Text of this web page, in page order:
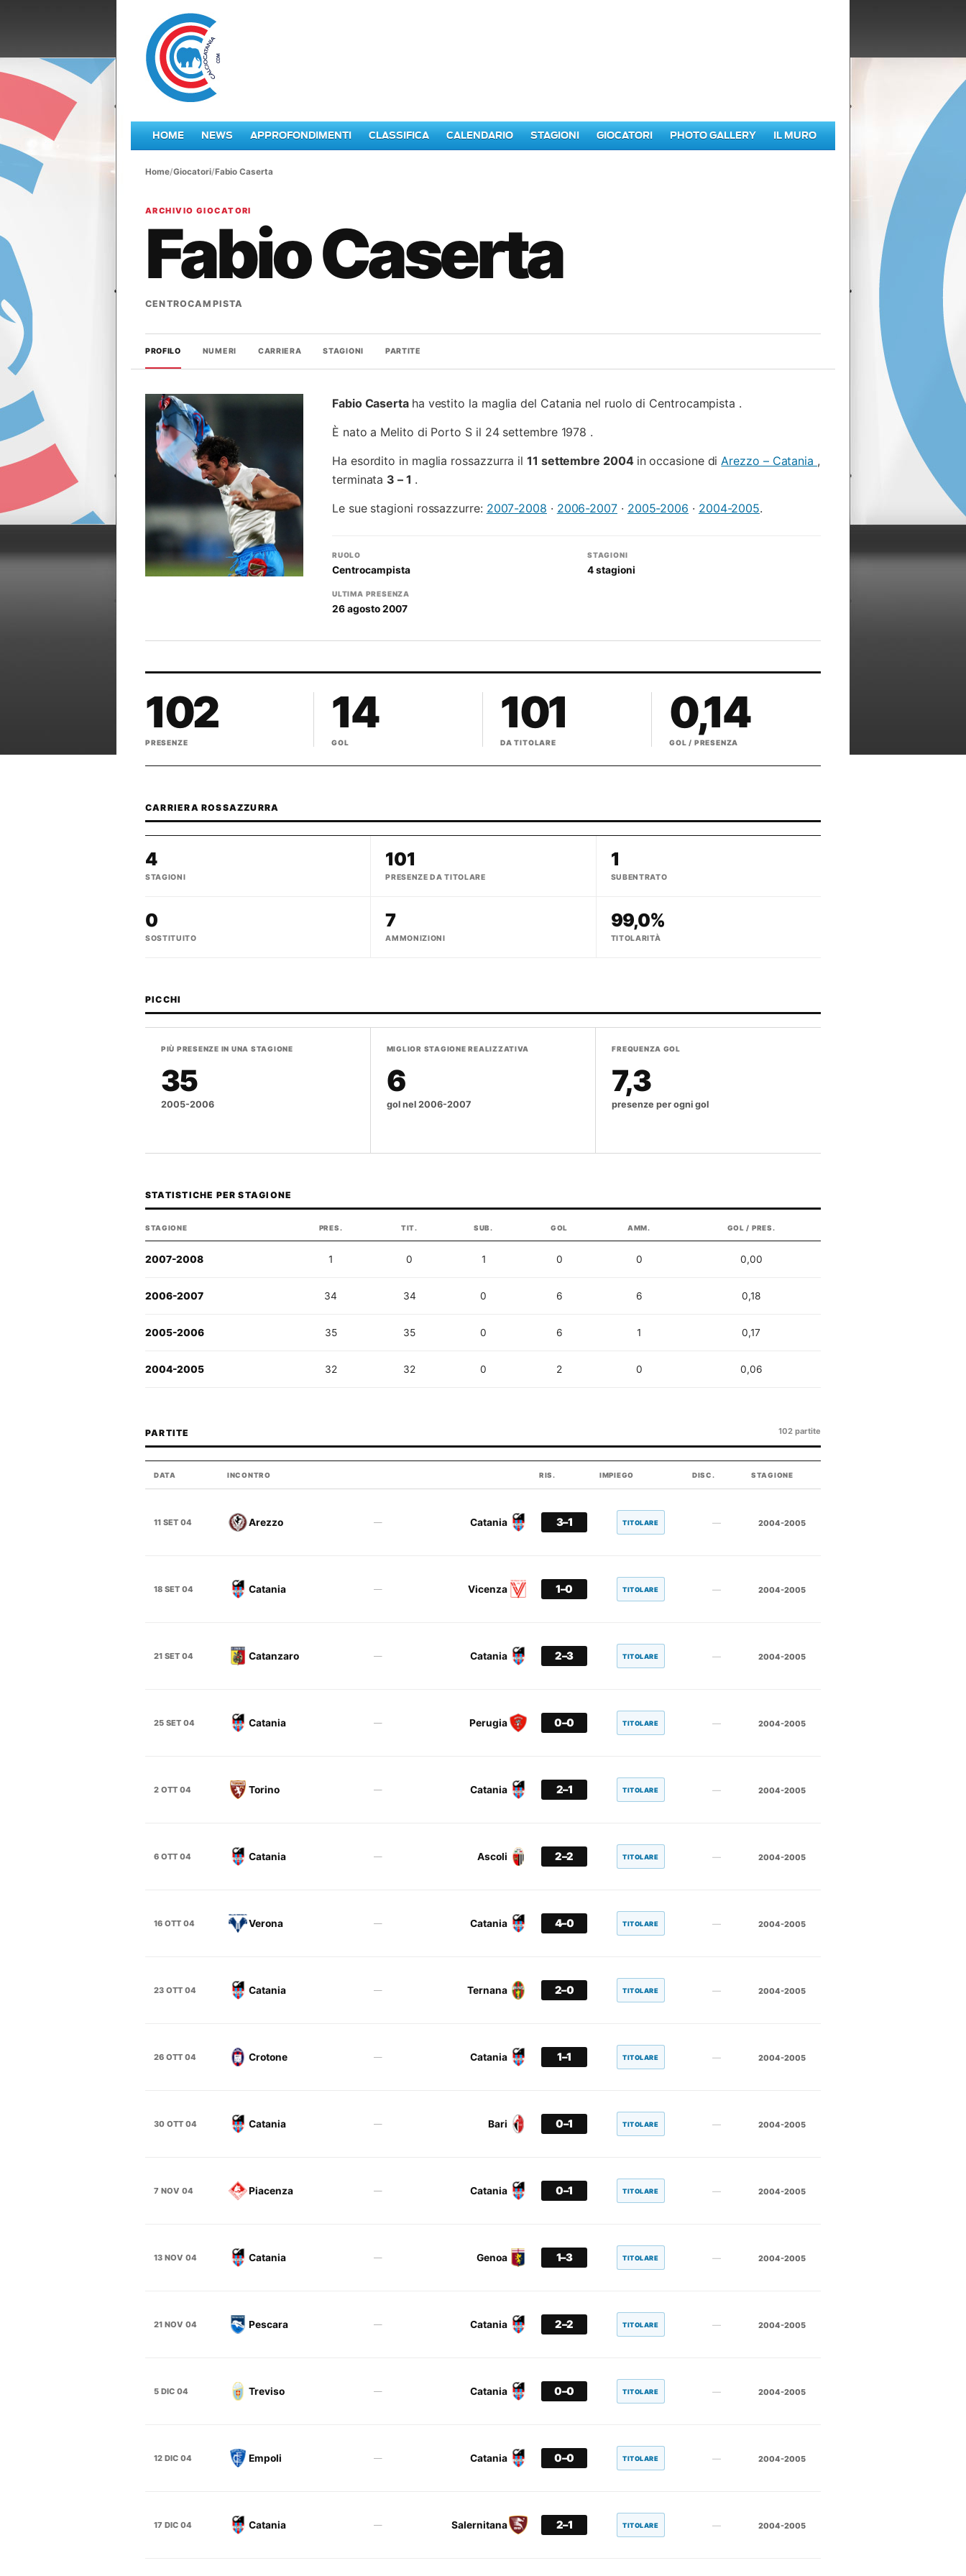
HOME NEWS APPROFONDIMENTI CLASSIFICA CALENDARIO STAGIONI GIOCATORI PHOTO GALLERY IL MURO
Home/Giocatori/Fabio Caserta
ARCHIVIO GIOCATORI
Fabio Caserta
CENTROCAMPISTA
PROFILO NUMERI CARRIERA STAGIONI PARTITE
Fabio Caserta ha vestito la maglia del Catania nel ruolo di Centrocampista .
È nato a Melito di Porto S il 24 settembre 1978 .
Ha esordito in maglia rossazzurra il11 settembre 2004 in occasione diArezzo – Catania ,
terminata 3 – 1 .
Le sue stagioni rossazzurre: 2007-2008 · 2006-2007 · 2005-2006 · 2004-2005.
RUOLO
Centrocampista
STAGIONI
4 stagioni
ULTIMA PRESENZA
26 agosto 2007
102
PRESENZE
14
GOL
101
DA TITOLARE
0,14
GOL / PRESENZA
CARRIERA ROSSAZZURRA
4
STAGIONI
101
PRESENZE DA TITOLARE
1
SUBENTRATO
0
SOSTITUITO
7
AMMONIZIONI
99,0%
TITOLARITÀ
PICCHI
PIÙ PRESENZE IN UNA STAGIONE
35
2005-2006
MIGLIOR STAGIONE REALIZZATIVA
6
gol nel 2006-2007
FREQUENZA GOL
7,3
presenze per ogni gol
STATISTICHE PER STAGIONE
STAGIONE PRES. TIT. SUB. GOL AMM. GOL / PRES.
2007-2008 1 0 1 0 0 0,00
2006-2007 34 34 0 6 6 0,18
2005-2006 35 35 0 6 1 0,17
2004-2005 32 32 0 2 0 0,06
PARTITE 102 partite
DATA INCONTRO RIS. IMPIEGO DISC. STAGIONE
11 SET 04 Arezzo — Catania 3–1 TITOLARE — 2004-2005
18 SET 04 Catania — Vicenza 1–0 TITOLARE — 2004-2005
21 SET 04 Catanzaro — Catania 2–3 TITOLARE — 2004-2005
25 SET 04 Catania — Perugia 0–0 TITOLARE — 2004-2005
2 OTT 04 Torino — Catania 2–1 TITOLARE — 2004-2005
6 OTT 04 Catania — Ascoli 2–2 TITOLARE — 2004-2005
16 OTT 04 Verona — Catania 4–0 TITOLARE — 2004-2005
23 OTT 04 Catania — Ternana 2–0 TITOLARE — 2004-2005
26 OTT 04 Crotone — Catania 1–1 TITOLARE — 2004-2005
30 OTT 04 Catania — Bari 0–1 TITOLARE — 2004-2005
7 NOV 04 Piacenza — Catania 0–1 TITOLARE — 2004-2005
13 NOV 04 Catania — Genoa 1–3 TITOLARE — 2004-2005
21 NOV 04 Pescara — Catania 2–2 TITOLARE — 2004-2005
5 DIC 04 Treviso — Catania 0–0 TITOLARE — 2004-2005
12 DIC 04 Empoli — Catania 0–0 TITOLARE — 2004-2005
17 DIC 04 Catania — Salernitana 2–1 TITOLARE — 2004-2005